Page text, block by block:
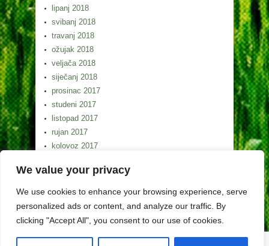
We value your privacy
We use cookies to enhance your browsing experience, serve
personalized ads or content, and analyze our traffic. By
clicking "Accept All", you consent to our use of cookies.
lipanj 2018
svibanj 2018
travanj 2018
ožujak 2018
veljača 2018
siječanj 2018
prosinac 2017
studeni 2017
listopad 2017
rujan 2017
kolovoz 2017
lipanj 2017
svibanj 2017